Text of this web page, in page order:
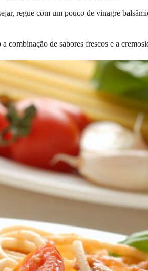
regue com um pouco de vinagre
combinação de sabores frescos e a